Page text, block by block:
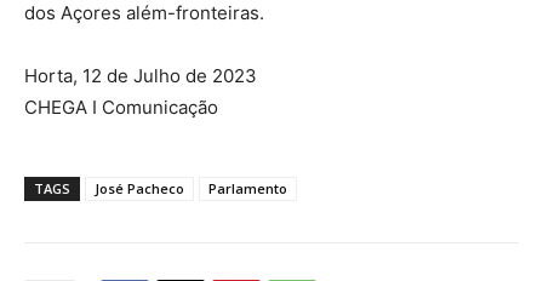
dos Açores além-fronteiras.
Horta, 12 de Julho de 2023
CHEGA I Comunicação
TAGS José Pacheco Parlamento